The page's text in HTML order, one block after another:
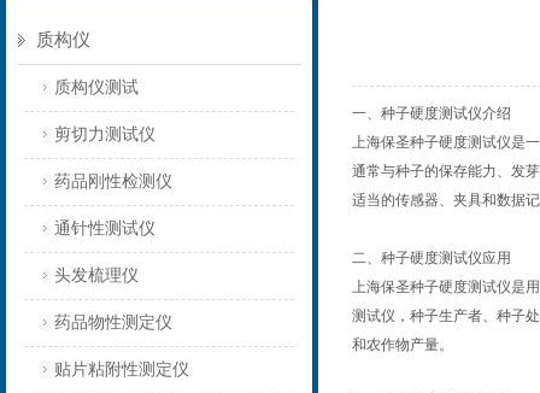
质构仪
质构仪测试
剪切力测试仪
药品刚性检测仪
通针性测试仪
头发梳理仪
药品物性测定仪
贴片粘附性测定仪
一、种子硬度测试仪介绍
上海保圣种子硬度测试仪是
通常与种子的保存能力、发
适当的传感器、夹具和数据
二、种子硬度测试仪应用
上海保圣种子硬度测试仪是
测试仪，种子生产者、种子
和农作物产量。